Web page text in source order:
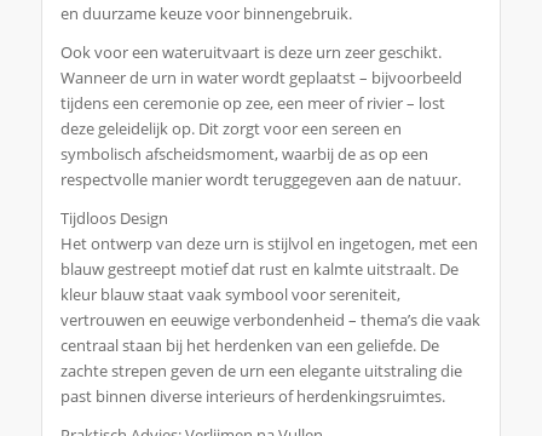
en duurzame keuze voor binnengebruik.
Ook voor een wateruitvaart is deze urn zeer geschikt.
Wanneer de urn in water wordt geplaatst – bijvoorbeeld
tijdens een ceremonie op zee, een meer of rivier – lost
deze geleidelijk op. Dit zorgt voor een sereen en
symbolisch afscheidsmoment, waarbij de as op een
respectvolle manier wordt teruggegeven aan de natuur.
Tijdloos Design
Het ontwerp van deze urn is stijlvol en ingetogen, met een
blauw gestreept motief dat rust en kalmte uitstraalt. De
kleur blauw staat vaak symbool voor sereniteit,
vertrouwen en eeuwige verbondenheid – thema’s die vaak
centraal staan bij het herdenken van een geliefde. De
zachte strepen geven de urn een elegante uitstraling die
past binnen diverse interieurs of herdenkingsruimtes.